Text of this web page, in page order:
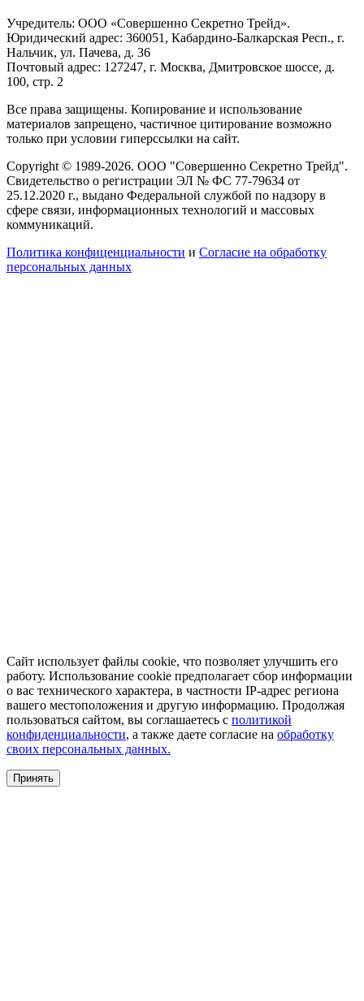
Учредитель: ООО «Совершенно Секретно Трейд».
Юридический адрес: 360051, Кабардино-Балкарская Респ., г.
Нальчик, ул. Пачева, д. 36
Почтовый адрес: 127247, г. Москва, Дмитровское шоссе, д.
100, стр. 2
Все права защищены. Копирование и использование
материалов запрещено, частичное цитирование возможно
только при условии гиперссылки на сайт.
Copyright © 1989-2026. ООО "Совершенно Секретно Трейд".
Свидетельство о регистрации ЭЛ № ФС 77-79634 от
25.12.2020 г., выдано Федеральной службой по надзору в
сфере связи, информационных технологий и массовых
коммуникаций.
Политика конфиценциальности и Согласие на обработку
персональных данных
Сайт использует файлы cookie, что позволяет улучшить его
работу. Использование cookie предполагает сбор информации
о вас технического характера, в частности IP-адрес региона
вашего местоположения и другую информацию. Продолжая
пользоваться сайтом, вы соглашаетесь с политикой
конфиденциальности, а также даете согласие на обработку
своих персональных данных.
Принять